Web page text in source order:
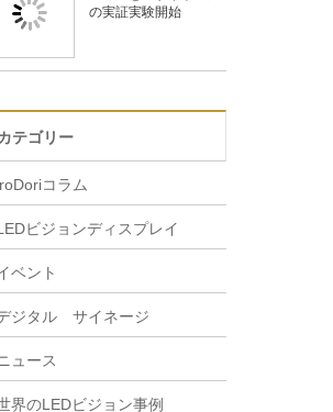
の実証実験開始
テゴリー
コラム
ビジョンディスプレイ
ベント
ジタル サイネージ
ュース
界のLEDビジョン事例